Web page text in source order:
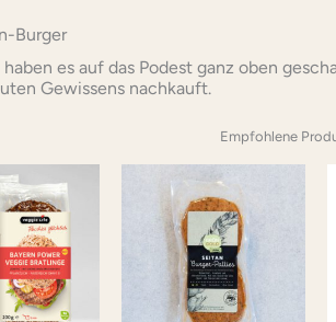
Burger
es auf das Podest ganz oben
Gewissens nachkauft.
Empfohlene